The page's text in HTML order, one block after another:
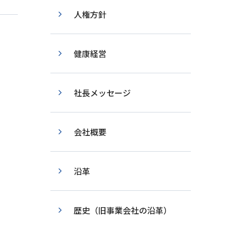
人権方針
健康経営
社長メッセージ
会社概要
沿革
歴史（旧事業会社の沿革）